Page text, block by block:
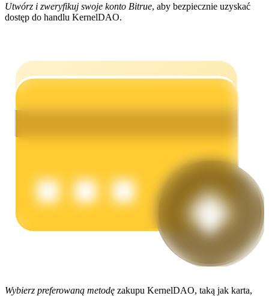
Zarabiać
Utwórz i zweryfikuj swoje konto Bitrue, aby bezpiecznie uzyskać
dostęp do handlu KernelDAO.
Wybierz preferowaną metodę zakupu KernelDAO, taką jak karta,